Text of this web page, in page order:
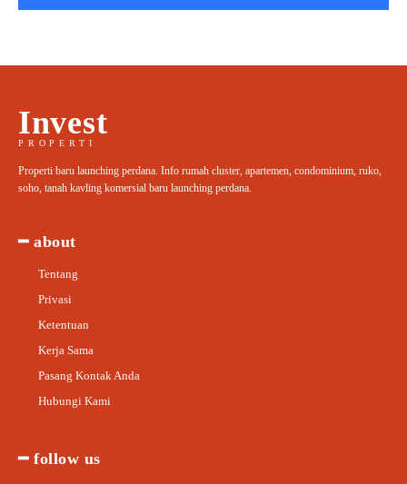
Invest
PROPERTI
Properti baru launching perdana. Info rumah cluster, apartemen, condominium, ruko,
soho, tanah kavling komersial baru launching perdana.
━ about
Tentang
Privasi
Ketentuan
Kerja Sama
Pasang Kontak Anda
Hubungi Kami
━ follow us